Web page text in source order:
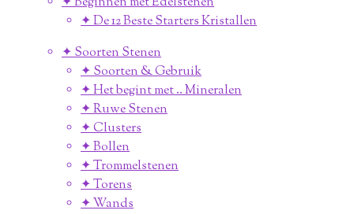
✦ De 12 Beste Starters Kristallen
✦ Soorten Stenen
✦ Soorten & Gebruik
✦ Het begint met .. Mineralen
✦ Ruwe Stenen
✦ Clusters
✦ Bollen
✦ Trommelstenen
✦ Torens
✦ Wands